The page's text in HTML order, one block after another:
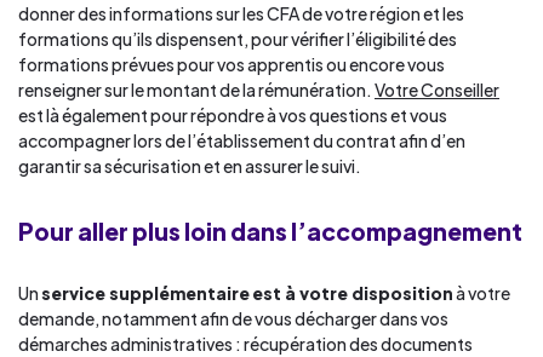
donner des informations sur les CFA de votre région et les
formations qu’ils dispensent, pour vérifier l’éligibilité des
formations prévues pour vos apprentis ou encore vous
renseigner sur le montant de la rémunération. Votre Conseiller
est là également pour répondre à vos questions et vous
accompagner lors de l’établissement du contrat afin d’en
garantir sa sécurisation et en assurer le suivi.
Pour aller plus loin dans l’accompagnement
Unservice supplémentaireest à votre dispositionà votre
demande, notamment afin de vous décharger dans vos
démarches administratives : récupération des documents